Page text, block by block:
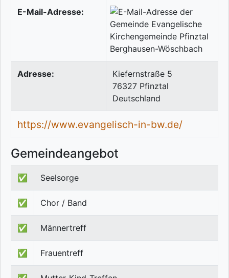
E-Mail-Adresse:
Adresse:
Kiefernstraße 5
76327 Pfinztal
Deutschland
https://www.evangelisch-in-bw.de/
Gemeindeangebot
✅ Seelsorge
✅ Chor / Band
✅ Männertreff
✅ Frauentreff